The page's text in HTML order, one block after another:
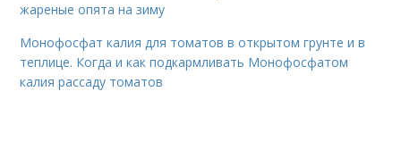
жареные опята на зиму
Монофосфат калия для томатов в открытом грунте и в
теплице. Когда и как подкармливать Монофосфатом
калия рассаду томатов